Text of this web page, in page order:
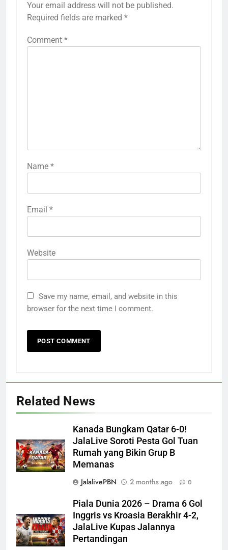
Your email address will not be published.
Required fields are marked *
Comment *
Name *
Email *
Website
Save my name, email, and website in this
browser for the next time I comment.
Related News
Kanada Bungkam Qatar 6-0!
JalaLive Soroti Pesta Gol Tuan
Rumah yang Bikin Grup B
Memanas
JalalivePBN
2 months ago 0
Piala Dunia 2026 – Drama 6 Gol
Inggris vs Kroasia Berakhir 4-2,
JalaLive Kupas Jalannya
Pertandingan